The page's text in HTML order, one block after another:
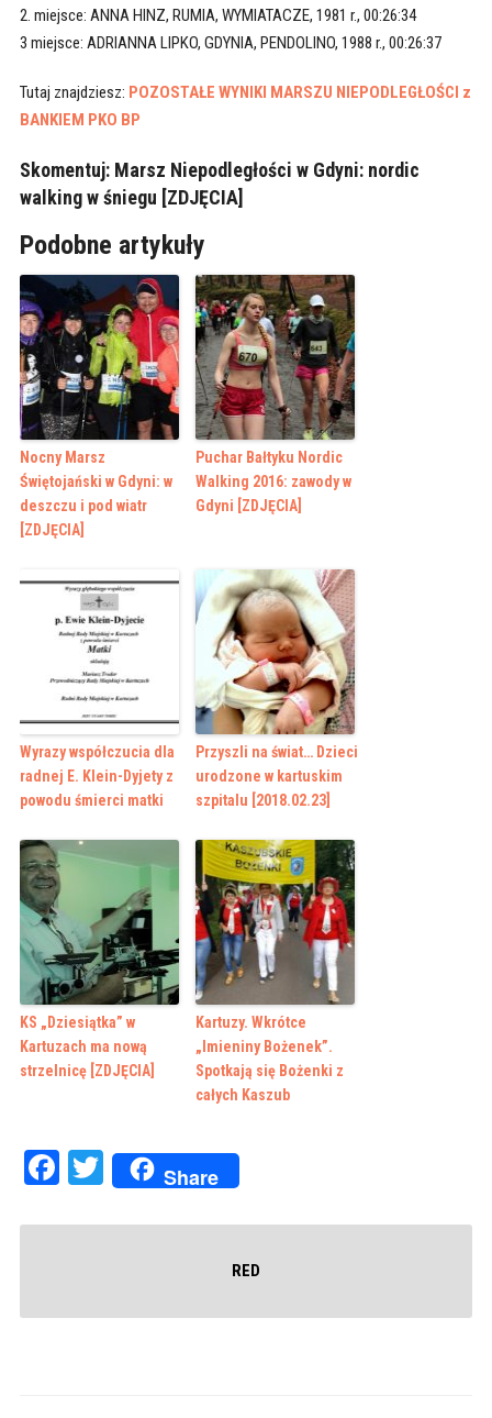
2. miejsce: ANNA HINZ, RUMIA, WYMIATACZE, 1981 r., 00:26:34
3 miejsce: ADRIANNA LIPKO, GDYNIA, PENDOLINO, 1988 r., 00:26:37
Tutaj znajdziesz: POZOSTAŁE WYNIKI MARSZU NIEPODLEGŁOŚCI z
BANKIEM PKO BP
Skomentuj: Marsz Niepodległości w Gdyni: nordic
walking w śniegu [ZDJĘCIA]
Podobne artykuły
Nocny Marsz
Świętojański w Gdyni: w
deszczu i pod wiatr
[ZDJĘCIA]
Puchar Bałtyku Nordic
Walking 2016: zawody w
Gdyni [ZDJĘCIA]
Wyrazy współczucia dla
radnej E. Klein-Dyjety z
powodu śmierci matki
Przyszli na świat… Dzieci
urodzone w kartuskim
szpitalu [2018.02.23]
KS „Dziesiątka” w
Kartuzach ma nową
strzelnicę [ZDJĘCIA]
Kartuzy. Wkrótce
„Imieniny Bożenek”.
Spotkają się Bożenki z
całych Kaszub
Facebook
Twitter
Share
RED